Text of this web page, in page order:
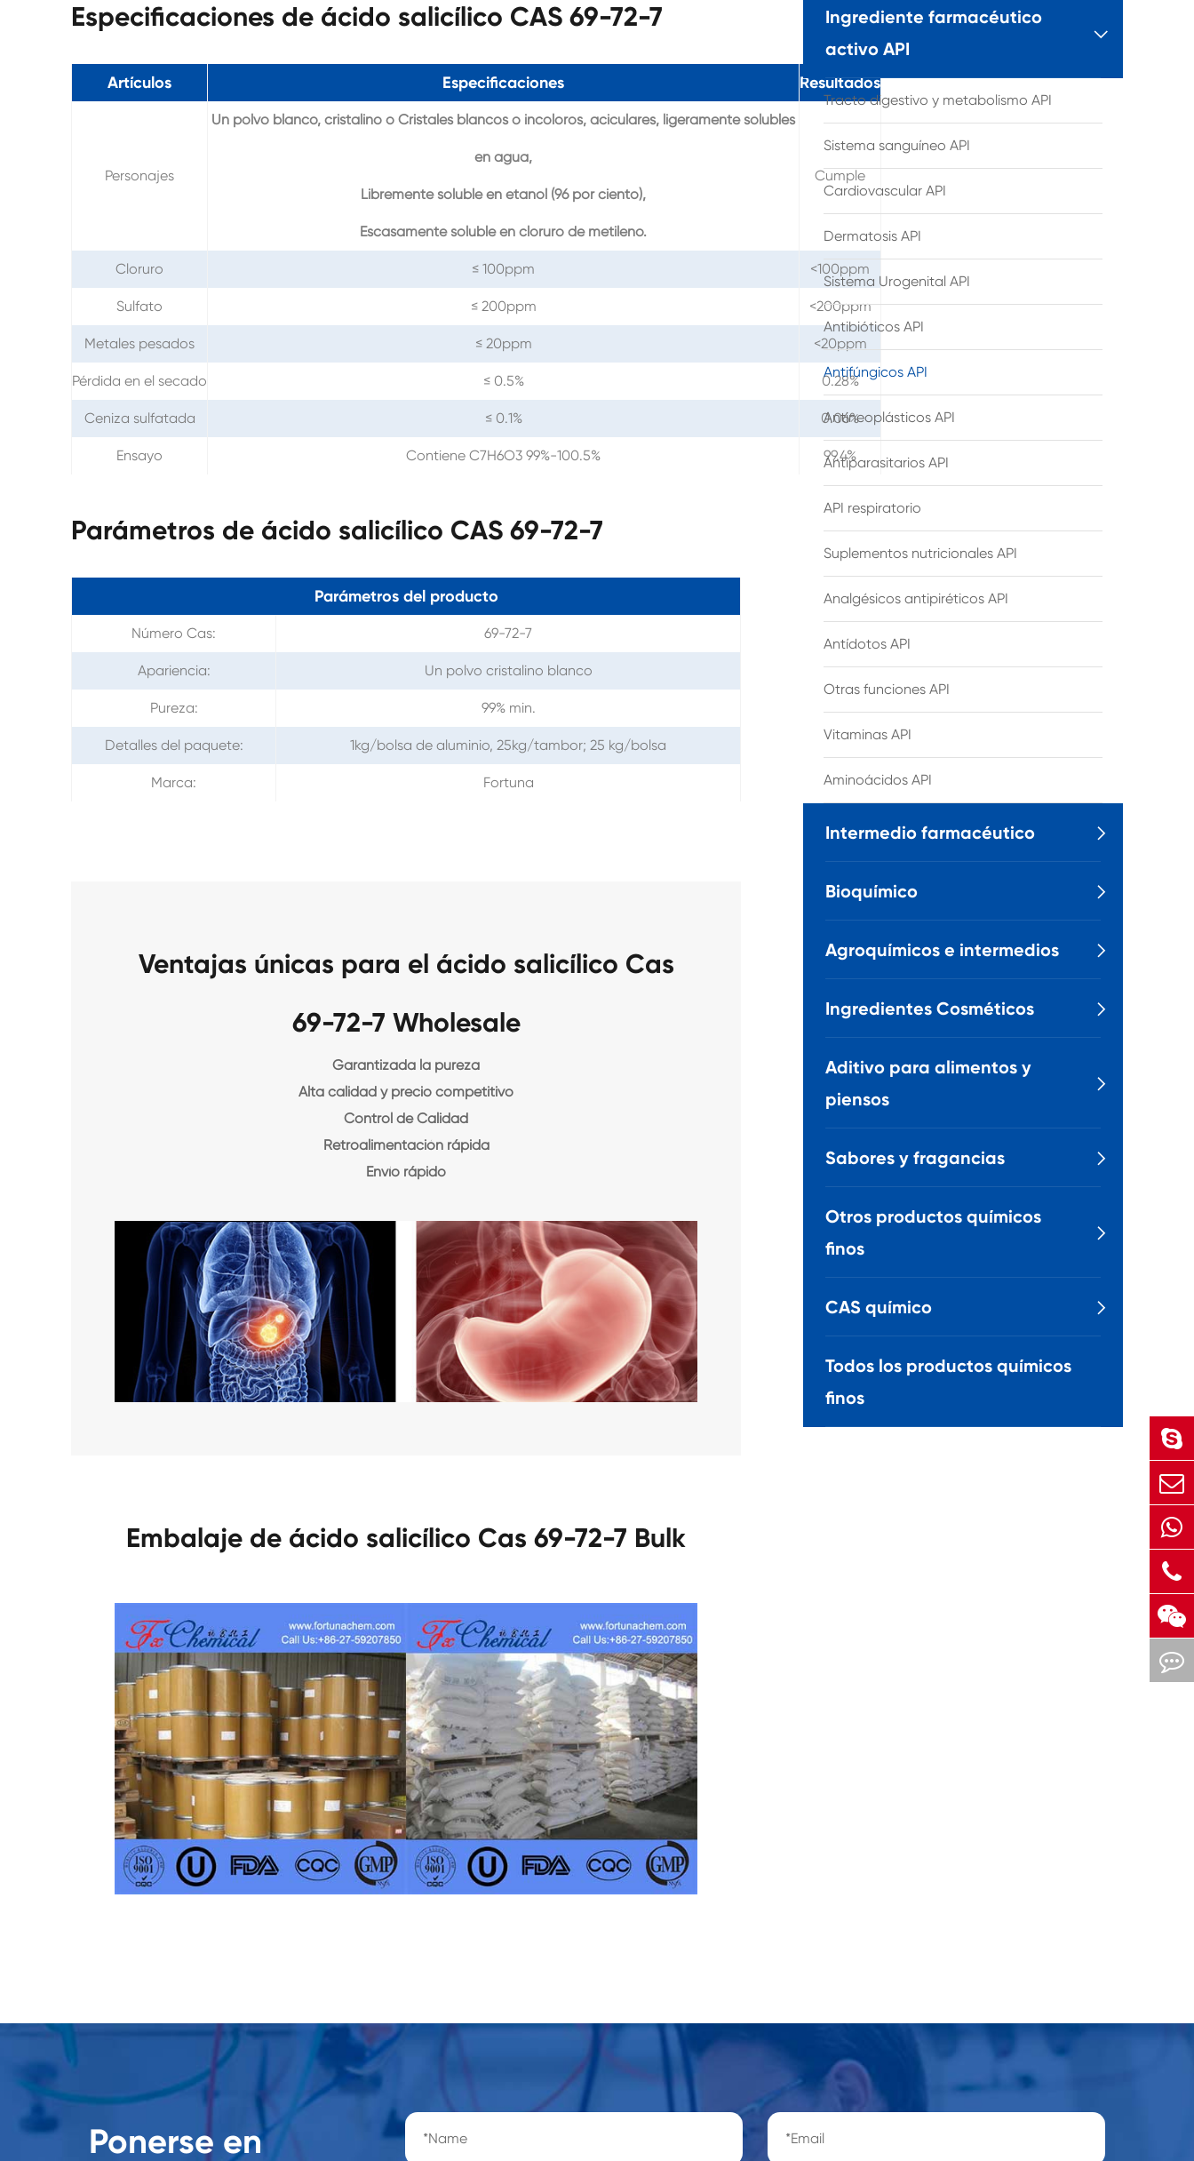
Especificaciones de ácido salicílico CAS 69-72-7
Artículos Especificaciones Resultados
Personajes
Un polvo blanco, cristalino o Cristales blancos o incoloros, aciculares, ligeramente solubles
en agua,
Libremente soluble en etanol (96 por ciento),
Escasamente soluble en cloruro de metileno.
Cumple
Cloruro ≤ 100ppm <100ppm
Sulfato ≤ 200ppm <200ppm
Metales pesados ≤ 20ppm <20ppm
Pérdida en el secado ≤ 0.5% 0.28%
Ceniza sulfatada ≤ 0.1% 0.06%
Ensayo Contiene C7H6O3 99%-100.5% 99.4%
Parámetros de ácido salicílico CAS 69-72-7
Parámetros del producto
Número Cas: 69-72-7
Apariencia: Un polvo cristalino blanco
Pureza: 99% min.
Detalles del paquete: 1kg/bolsa de aluminio, 25kg/tambor; 25 kg/bolsa
Marca: Fortuna
Ventajas únicas para el ácido salicílico Cas
69-72-7 Wholesale
Garantizada la pureza
Alta calidad y precio competitivo
Control de Calidad
Retroalimentación rápida
Envío rápido
Embalaje de ácido salicílico Cas 69-72-7 Bulk
Ingrediente farmacéutico
activo API

Tracto digestivo y metabolismo API
Sistema sanguíneo API
Cardiovascular API
Dermatosis API
Sistema Urogenital API
Antibióticos API
Antifúngicos API
Antineoplásticos API
Antiparasitarios API
API respiratorio
Suplementos nutricionales API
Analgésicos antipiréticos API
Antídotos API
Otras funciones API
Vitaminas API
Aminoácidos API
Intermedio farmacéutico 
Bioquímico 
Agroquímicos e intermedios 
Ingredientes Cosméticos 
Aditivo para alimentos y
piensos

Sabores y fragancias 
Otros productos químicos
finos

CAS químico 
Todos los productos químicos
finos
Ponerse en